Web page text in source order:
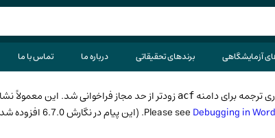
ترجمه برای دامنه acf زودتر از حد مجاز فراخوانی شد. این معمولاً
Debugging in
آزمایشگاهی برندهای تحقیقاتی درباره ما تماس با ما